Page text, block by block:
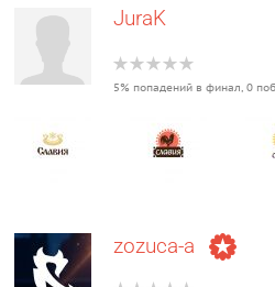
JuraK
5% попадений в финал, 0
zozuca-a